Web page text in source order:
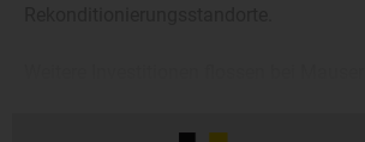
Kunststofffässern in Polen und